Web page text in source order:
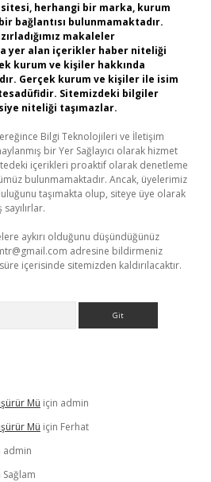
herhangi bir marka, kurum
bağlantısı bulunmamaktadır.
makaleler
yer alan içerikler haber niteliği
kurum ve kişiler hakkında
Gerçek kurum ve kişiler ile isim
Sitemizdeki bilgiler
niteliği taşımazlar.
Bilgi Teknolojileri ve İletişim
bir Yer Sağlayıcı olarak hizmet
içerikleri proaktif olarak denetleme
bulunmamaktadır. Ancak, üyelerimiz
taşımakta olup, siteye üye olarak
aykırı olduğunu düşündüğünüz
adresine bildirmeniz
içerisinde sitemizden kaldırılacaktır.
Mü için admin
Mü için Ferhat
admin
Sağlam